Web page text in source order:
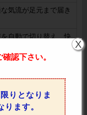
気流が足元まで届き
自動で切り替え、快
寒冷地域でも冷房運
認下さい。
りとなりま
ます。
X